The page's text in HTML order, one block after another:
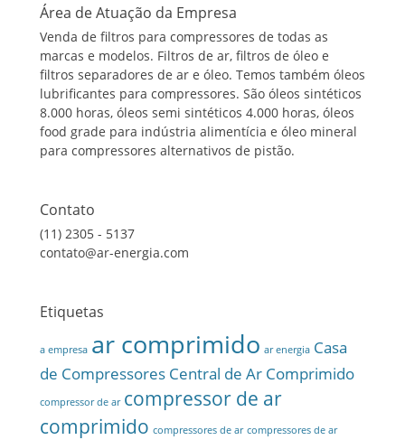
Área de Atuação da Empresa
Venda de filtros para compressores de todas as
marcas e modelos. Filtros de ar, filtros de óleo e
filtros separadores de ar e óleo. Temos também óleos
lubrificantes para compressores. São óleos sintéticos
8.000 horas, óleos semi sintéticos 4.000 horas, óleos
food grade para indústria alimentícia e óleo mineral
para compressores alternativos de pistão.
Contato
(11) 2305 - 5137
contato@ar-energia.com
Etiquetas
a empresa ar comprimido ar energia Casa
de Compressores Central de Ar Comprimido
compressor de ar compressor de ar
comprimido compressores de ar compressores de ar